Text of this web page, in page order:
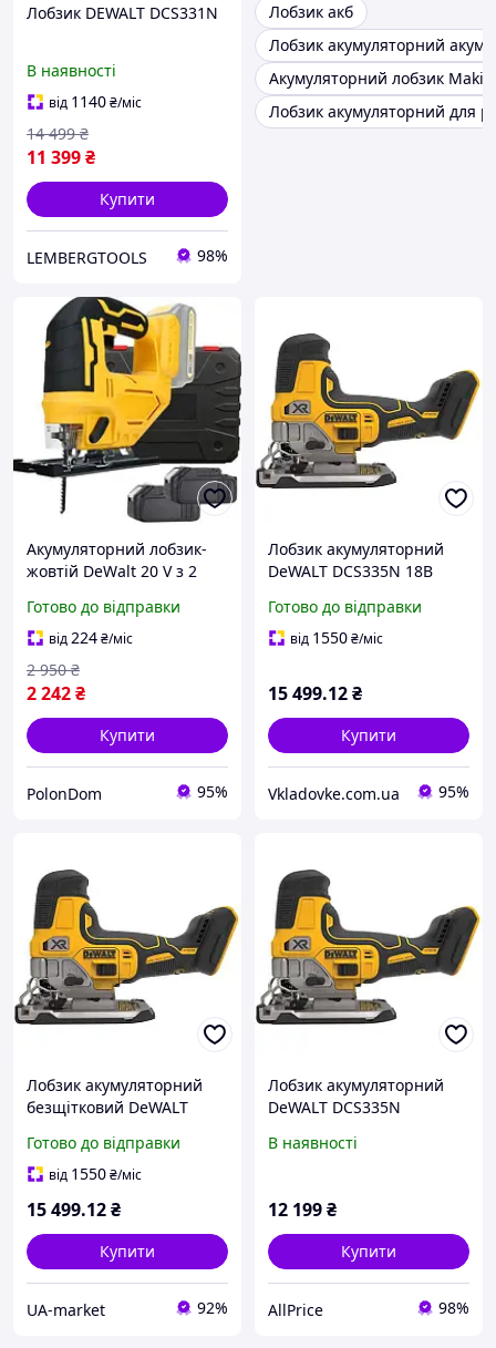
Лобзик DEWALT DCS331N
В наявності
від 1140₴/міс
11 399₴
14 499 ₴
Купити
LEMBERGTOOLS 98%
Лобзик акб
Лобзик акумуляторний
Акумуляторний лобзик
Лобзик акумуляторний для
Акумуляторний лобзик-
жовтій DeWalt 20 V з 2
лобзик з LED-підсвіткою і
нахилом 0-45°
Готово до відправки
від224₴/міс
2 242₴
2 950 ₴
Купити
PolonDom 95%
Лобзик акумуляторний
DeWALT DCS335N 18В
ход/хв глибина різу в
дереві 135 мм
Готово до відправки
від 1550₴/міс
15 499.12₴
Купити
Vkladovke.com.ua 95%
Лобзик акумуляторний
безщітковий DeWALT
ходів 1000-3200 ход/хв,
вага 2.0 кг, Li-Ion
Готово до відправки
від 1550₴/міс
15 499.12₴
Купити
UA-market 92%
Лобзик акумуляторний
DeWALT DCS335N
В наявності
12 199₴
Купити
AllPrice 98%